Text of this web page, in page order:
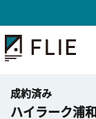
成約済み
ハイラーク浦和